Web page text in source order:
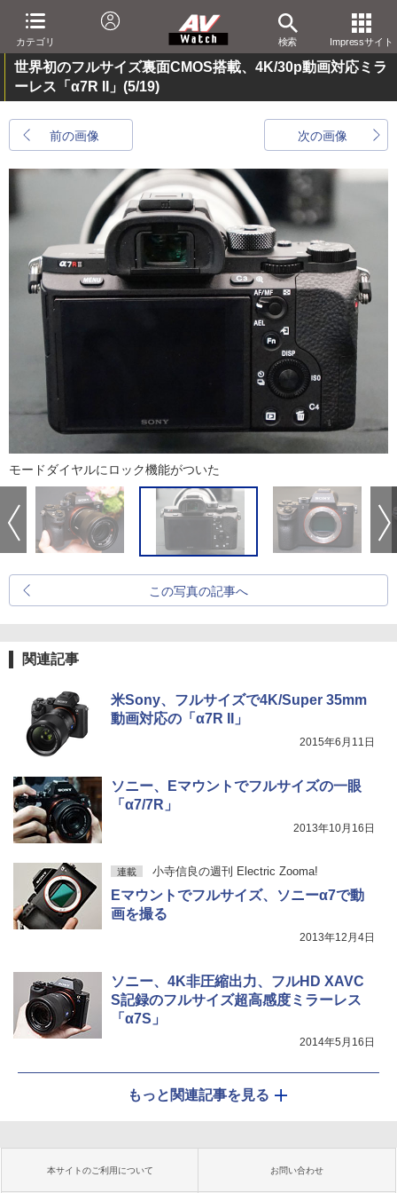
カテゴリ 検索 Impressサイト
世界初のフルサイズ裏面CMOS搭載、4K/30p動画対応ミラ
ーレス「α7R II」 (5/19)
前の画像 次の画像
モードダイヤルにロック機能がついた
この写真の記事へ
関連記事
米Sony、フルサイズで4K/Super 35mm
動画対応の「α7R II」
2015年6月11日
ソニー、Eマウントでフルサイズの一眼
「α7/7R」
2013年10月16日
連載 小寺信良の週刊 Electric Zooma!
Eマウントでフルサイズ、ソニーα7で動
画を撮る
2013年12月4日
ソニー、4K非圧縮出力、フルHD XAVC
S記録のフルサイズ超高感度ミラーレス
「α7S」
2014年5月16日
もっと関連記事を見る
本サイトのご利用について お問い合わせ